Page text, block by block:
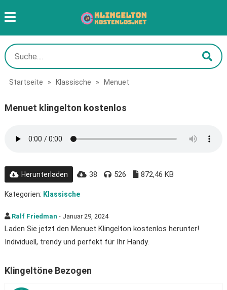
Startseite » Klassische » Menuet
Menuet klingelton kostenlos
Herunterladen 38 526 872,46 KB
Kategorien: Klassische
Ralf Friedman - Januar 29, 2024
Laden Sie jetzt den Menuet Klingelton kostenlos herunter!
Individuell, trendy und perfekt für Ihr Handy.
Klingeltöne Bezogen